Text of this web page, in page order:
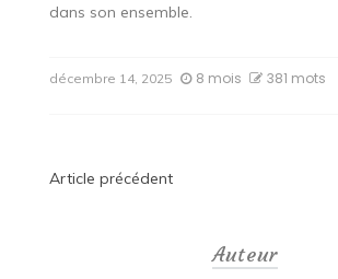
dans son ensemble.
décembre 14, 2025 8 mois 381 mots
Navigation
Article précédent
Auteur